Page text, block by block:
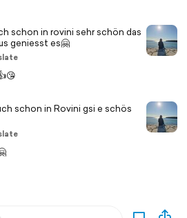
schon in rovini sehr schön das
geniesst es🤗
schon in Rovini gsi e schös